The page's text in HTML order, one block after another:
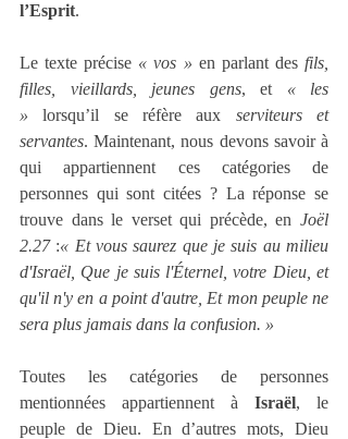
l’Esprit.
Le texte précise « vos » en parlant des fils,
filles, vieillards, jeunes gens, et « les
» lorsqu’il se réfère aux serviteurs et
servantes. Maintenant, nous devons savoir à
qui appartiennent ces catégories de
personnes qui sont citées ? La réponse se
trouve dans le verset qui précède, en Joël
2.27 :« Et vous saurez que je suis au milieu
d'Israël, Que je suis l'Éternel, votre Dieu, et
qu'il n'y en a point d'autre, Et mon peuple ne
sera plus jamais dans la confusion. »
Toutes les catégories de personnes
mentionnées appartiennent à Israël, le
peuple de Dieu. En d’autres mots, Dieu